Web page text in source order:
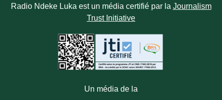
Radio Ndeke Luka est un média certifié par la Journalism
Trust Initiative
Un média de la